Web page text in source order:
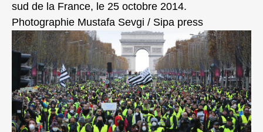
sud de la France, le 25 octobre 2014.
Photographie Mustafa Sevgi / Sipa press